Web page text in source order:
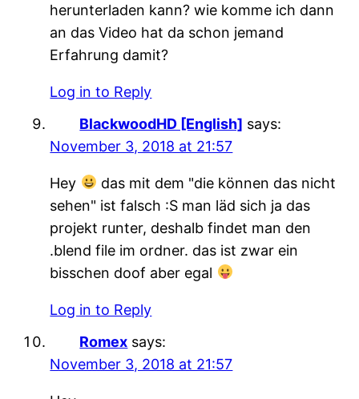
herunterladen kann? wie komme ich dann
an das Video hat da schon jemand
Erfahrung damit?
Log in to Reply
BlackwoodHD [English] says:
November 3, 2018 at 21:57
Hey
das mit dem "die können das nicht
sehen" ist falsch :S man läd sich ja das
projekt runter, deshalb findet man den
.blend file im ordner. das ist zwar ein
bisschen doof aber egal
Log in to Reply
Romex says:
November 3, 2018 at 21:57